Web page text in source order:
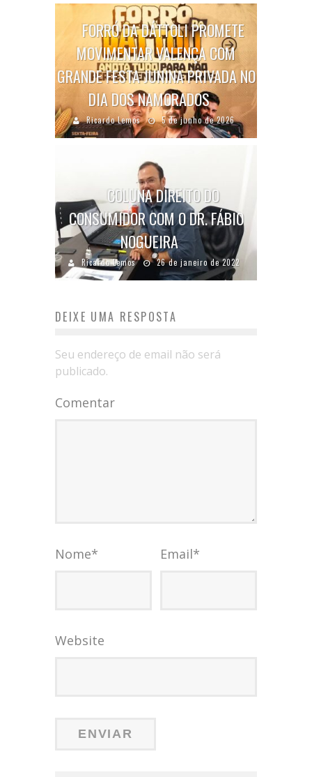
FORRÓ DA DÁTTOLI PROMETE
MOVIMENTAR VALENÇA COM
GRANDE FESTA JUNINA PRIVADA NO
DIA DOS NAMORADOS
Ricardo Lemos 5 de junho de 2026
COLUNA DIREITO DO
CONSUMIDOR COM O DR. FÁBIO
NOGUEIRA
Ricardo Lemos 26 de janeiro de 2022
DEIXE UMA RESPOSTA
Seu endereço de email não será
publicado.
Comentar
Nome* Email*
Website